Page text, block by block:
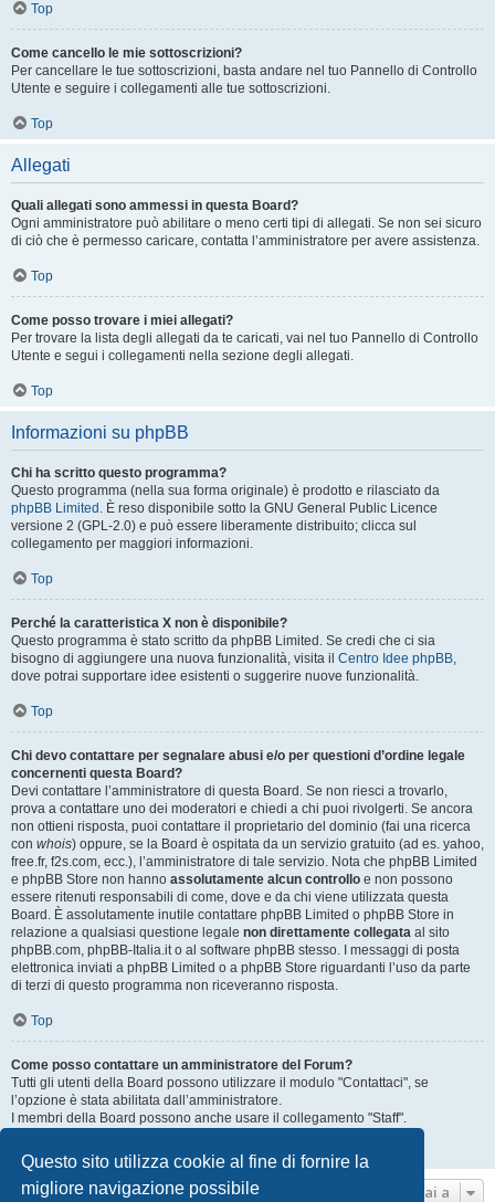
Questo sito utilizza cookie al fine di fornire la
migliore navigazione possibile
Top
Come cancello le mie sottoscrizioni?
Per cancellare le tue sottoscrizioni, basta andare nel tuo Pannello di Controllo
Utente e seguire i collegamenti alle tue sottoscrizioni.
Top
Allegati
Quali allegati sono ammessi in questa Board?
Ogni amministratore può abilitare o meno certi tipi di allegati. Se non sei sicuro
di ciò che è permesso caricare, contatta l’amministratore per avere assistenza.
Top
Come posso trovare i miei allegati?
Per trovare la lista degli allegati da te caricati, vai nel tuo Pannello di Controllo
Utente e segui i collegamenti nella sezione degli allegati.
Top
Informazioni su phpBB
Chi ha scritto questo programma?
Questo programma (nella sua forma originale) è prodotto e rilasciato da
phpBB Limited . È reso disponibile sotto la GNU General Public Licence
versione 2 (GPL-2.0) e può essere liberamente distribuito; clicca sul
collegamento per maggiori informazioni.
Top
Perché la caratteristica X non è disponibile?
Questo programma è stato scritto da phpBB Limited. Se credi che ci sia
bisogno di aggiungere una nuova funzionalità, visita il Centro Idee phpBB,
dove potrai supportare idee esistenti o suggerire nuove funzionalità.
Top
Chi devo contattare per segnalare abusi e/o per questioni d’ordine legale
concernenti questa Board?
Devi contattare l’amministratore di questa Board. Se non riesci a trovarlo,
prova a contattare uno dei moderatori e chiedi a chi puoi rivolgerti. Se ancora
non ottieni risposta, puoi contattare il proprietario del dominio (fai una ricerca
con whois) oppure, se la Board è ospitata da un servizio gratuito (ad es. yahoo,
free.fr, f2s.com, ecc.), l’amministratore di tale servizio. Nota che phpBB Limited
e phpBB Store non hanno assolutamente alcun controllo e non possono
essere ritenuti responsabili di come, dove e da chi viene utilizzata questa
Board. È assolutamente inutile contattare phpBB Limited o phpBB Store in
relazione a qualsiasi questione legale non direttamente collegata al sito
phpBB.com, phpBB-Italia.it o al software phpBB stesso. I messaggi di posta
elettronica inviati a phpBB Limited o a phpBB Store riguardanti l’uso da parte
di terzi di questo programma non riceveranno risposta.
Top
Come posso contattare un amministratore del Forum?
Tutti gli utenti della Board possono utilizzare il modulo "Contattaci", se
l’opzione è stata abilitata dall’amministratore.
I membri della Board possono anche usare il collegamento "Staff".
Top
Vai a